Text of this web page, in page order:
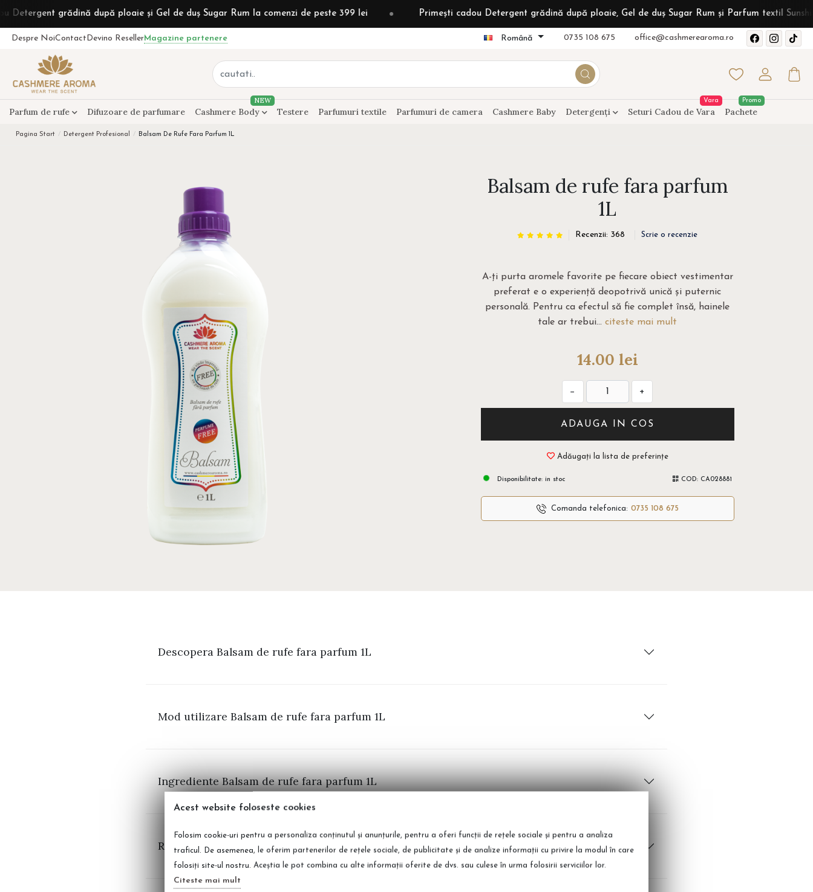
grădină după ploaie și Gel de duș Sugar Rum la comenzi de peste 399 lei Primești cadou Detergent grădină după ploaie, Gel de duș Sugar Rum și Parfum textil Sunshine
Despre NoiContact Devino ResellerMagazine partenere Română 0735 108 675 office@cashmerearoma.ro
Parfum de rufe Difuzoare de parfumare Cashmere Body
NEW
Testere Parfumuri textile Parfumuri de camera Cashmere Baby Detergenți Seturi Cadou de Vara
Vara
Pachete
Promo
Pagina Start Detergent Profesional Balsam De Rufe Fara Parfum 1L
Balsam de rufe fara parfum
1L
Recenzii: 368 Scrie o recenzie
A-ți purta aromele favorite pe fiecare obiect vestimentar
preferat e o experiență deopotrivă unică și puternic
personală. Pentru ca efectul să fie complet însă, hainele
tale ar trebui...citeste mai mult
14.00 lei
− +
ADAUGA IN COS
Adăugați la lista de preferințe
Disponibilitate: in stoc COD: CA028881
Comanda telefonica: 0735 108 675
Descopera Balsam de rufe fara parfum 1L
Mod utilizare Balsam de rufe fara parfum 1L
Ingrediente Balsam de rufe fara parfum 1L
Recenzii Balsam de rufe fara parfum 1L
Acest website foloseste cookies
Folosim cookie-uri pentru a personaliza conținutul și anunțurile, pentru a oferi funcții de rețele sociale și pentru a analiza
traficul. De asemenea, le oferim partenerilor de rețele sociale, de publicitate și de analize informații cu privire la modul în care
folosiți site-ul nostru. Aceștia le pot combina cu alte informații oferite de dvs. sau culese în urma folosirii serviciilor lor.
Citeste mai mult